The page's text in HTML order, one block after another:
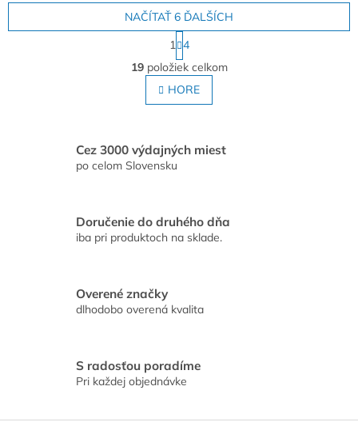
O
v
l
á
c
v
k
i
NAČÍTAŤ 6 ĎALŠÍCH
S
t
r
á
n
k
a
n
1 4
19položiek celkom
HORE
Cez 3000 výdajných miest
po celom Slovensku
Doručenie do druhého dňa
iba pri produktoch na sklade.
Overené značky
dlhodobo overená kvalita
S radosťou poradíme
Pri každej objednávke
Z